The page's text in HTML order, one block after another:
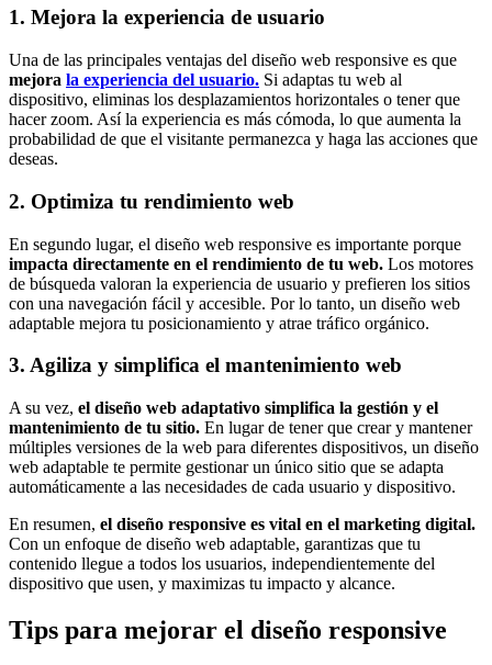
1. Mejora la experiencia de usuario
Una de las principales ventajas del diseño web responsive es que
mejora la experiencia del usuario. Si adaptas tu web al
dispositivo, eliminas los desplazamientos horizontales o tener que
hacer zoom. Así la experiencia es más cómoda, lo que aumenta la
probabilidad de que el visitante permanezca y haga las acciones que
deseas.
2. Optimiza tu rendimiento web
En segundo lugar, el diseño web responsive es importante porque
impacta directamente en el rendimiento de tu web. Los motores
de búsqueda valoran la experiencia de usuario y prefieren los sitios
con una navegación fácil y accesible. Por lo tanto, un diseño web
adaptable mejora tu posicionamiento y atrae tráfico orgánico.
3. Agiliza y simplifica el mantenimiento web
A su vez, el diseño web adaptativo simplifica la gestión y el
mantenimiento de tu sitio. En lugar de tener que crear y mantener
múltiples versiones de la web para diferentes dispositivos, un diseño
web adaptable te permite gestionar un único sitio que se adapta
automáticamente a las necesidades de cada usuario y dispositivo.
En resumen, el diseño responsive es vital en el marketing digital.
Con un enfoque de diseño web adaptable, garantizas que tu
contenido llegue a todos los usuarios, independientemente del
dispositivo que usen, y maximizas tu impacto y alcance.
Tips para mejorar el diseño responsive